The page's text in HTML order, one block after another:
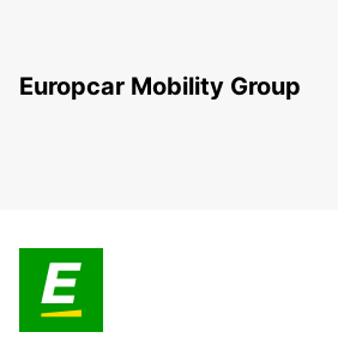
Europcar Mobility Group